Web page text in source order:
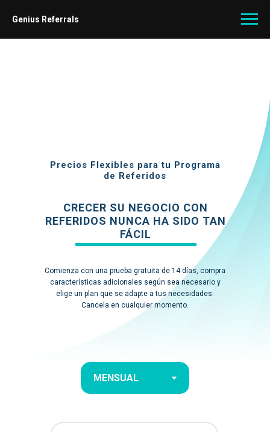
Genius Referrals
Comienza con una prueba gratuita de 14 días, compra
características adicionales según sea necesario y
elige un plan que se adapte a tus necesidades.
Cancela en cualquier momento.
Precios Flexibles para tu Programa
de Referidos
CRECER SU NEGOCIO CON
REFERIDOS NUNCA HA SIDO TAN
FÁCIL